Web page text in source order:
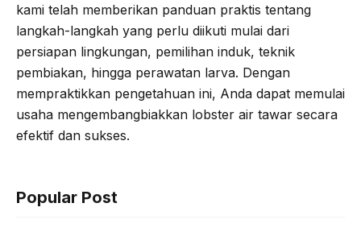
kami telah memberikan panduan praktis tentang
langkah-langkah yang perlu diikuti mulai dari
persiapan lingkungan, pemilihan induk, teknik
pembiakan, hingga perawatan larva. Dengan
mempraktikkan pengetahuan ini, Anda dapat memulai
usaha mengembangbiakkan lobster air tawar secara
efektif dan sukses.
Popular Post